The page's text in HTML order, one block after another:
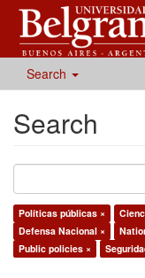
Search
Search
Políticas públicas ×
Defensa Nacional ×
Public policies ×